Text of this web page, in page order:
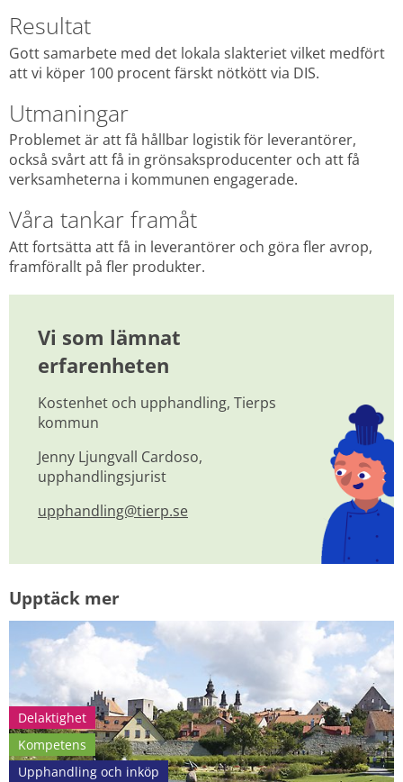
Resultat
Gott samarbete med det lokala slakteriet vilket medfört
att vi köper 100 procent färskt nötkött via DIS.
Utmaningar
Problemet är att få hållbar logistik för leverantörer,
också svårt att få in grönsaksproducenter och att få
verksamheterna i kommunen engagerade.
Våra tankar framåt
Att fortsätta att få in leverantörer och göra fler avrop,
framförallt på fler produkter.
Vi som lämnat
erfarenheten
Kostenhet och upphandling, Tierps
kommun
Jenny Ljungvall Cardoso,
upphandlingsjurist
upphandling@tierp.se
Upptäck mer
Delaktighet
Kompetens
Upphandling och inköp